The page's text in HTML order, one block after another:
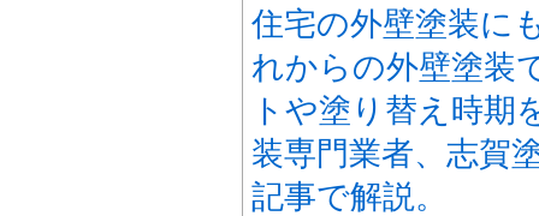
住宅の外壁塗装に
れからの外壁塗装
トや塗り替え時期
装専門業者、志賀
記事で解説。